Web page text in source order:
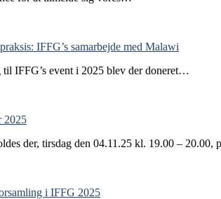
IFFG’s samarbejde med Malawi
til IFFG’s event i 2025 blev der doneret…
2025
der, tirsdag den 04.11.25 kl. 19.00 – 20.00,
i IFFG 2025